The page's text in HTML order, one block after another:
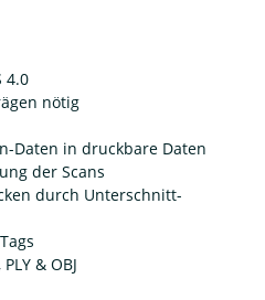
4.0
nötig
Daten in druckbare Daten
der Scans
durch Unterschnitt-
& OBJ